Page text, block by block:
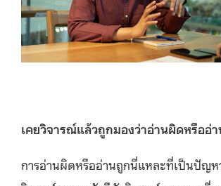
เคยวิจารณ์แล้วถูกมองว่าอ่านผิดหรืออ่
การอ่านผิดหรืออ่านถูกนี่แหละที่เป็นปัญห